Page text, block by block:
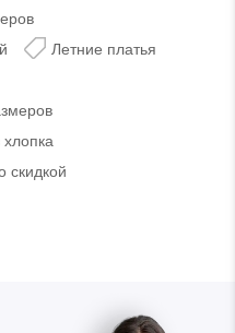
Летние платья
скидкой
на наш